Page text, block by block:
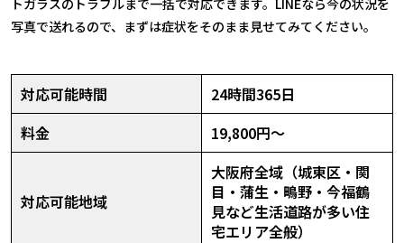
写真で送れるので、まずは症状をそのまま見せてみてください。
対応可能時間
24時間365日
料金
19,800円〜
対応可能地域
大阪府全域（城東区・関
目・蒲生・鴫野・今福鶴
見など生活道路が多い住
宅エリア全般）